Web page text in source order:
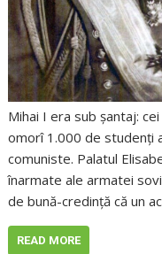
Mihai I era sub șantaj:
omorî 1.000 de studenți
comuniste. Palatul
înarmate ale armatei
de bună-credință că un
READ MORE